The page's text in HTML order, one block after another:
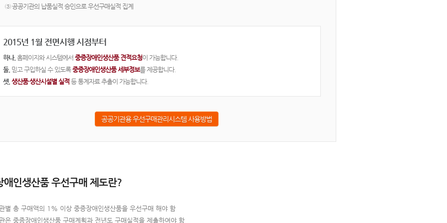
③ 공공기관의 납품실적 승인으로 우선구매실적 집계
2015년 1월 전면시행 시점부터
하나. 홈페이지와 시스템에서 중증장애인생산품 견적요청이 가능합니다.
둘. 믿고 구입하실 수 있도록중증장애인생산품 세부정보를 제공합니다.
셋. 생산품·생산시설별 실적 등 통계자료 추출이 가능합니다.
공공기관용 우선구매관리시스템 사용방법
애인생산품 우선구매 제도란?
별 총 구매액의 1% 이상 중증장애인생산품을 우선구매 해야 함
은 중증장애인생산품 구매계획과 전년도 구매실적을 제출하여야 함